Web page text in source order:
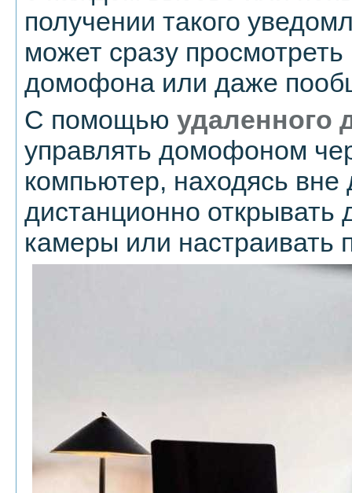
получении такого
может сразу
домофона или даже
С помощью удаленного
управлять домофоном
компьютер, находясь
дистанционно открывать
камеры или настраивать